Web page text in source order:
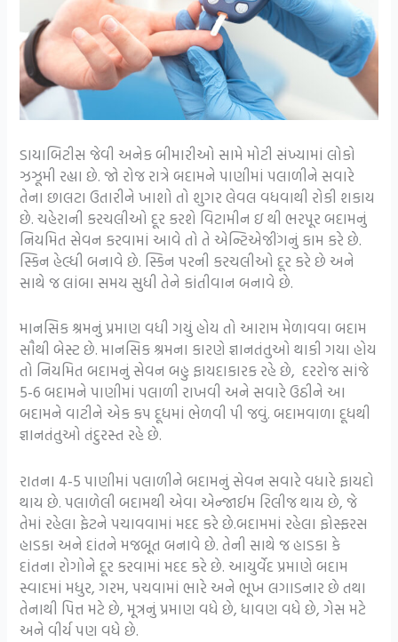
ડાયાબિટીસ જેવી અનેક બીમારીઓ સામે મોટી સંખ્યામાં લોકો
ઝઝૂમી રહ્યા છે. જો રોજ રાત્રે બદામને પાણીમાં પલાળીને સવારે
તેના છાલટા ઉતારીને ખાશો તો શુગર લેવલ વધવાથી રોકી શકાય
છે. ચહેરાની કરચલીઓ દૂર કરશે વિટામીન ઇ થી ભરપૂર બદામનું
નિયમિત સેવન કરવામાં આવે તો તે એન્ટિએજીંગનું કામ કરે છે.
સ્કિન હેલ્ધી બનાવે છે. સ્કિન પરની કરચલીઓ દૂર કરે છે અને
સાથે જ લાંબા સમય સુધી તેને કાંતીવાન બનાવે છે.
માનસિક શ્રમનું પ્રમાણ વધી ગયું હોય તો આરામ મેળાવવા બદામ
સૌથી બેસ્ટ છે. માનસિક શ્રમના કારણે જ્ઞાનતંતુઓ થાકી ગયા હોય
તો નિયમિત બદામનું સેવન બહુ ફાયદાકારક રહે છે, દરરોજ સાંજે
5-6 બદામને પાણીમાં પલાળી રાખવી અને સવારે ઉઠીને આ
બદામને વાટીને એક કપ દૂધમાં ભેળવી પી જવું. બદામવાળા દૂધથી
જ્ઞાનતંતુઓ તંદુરસ્ત રહે છે.
રાતના 4-5 પાણીમાં પલાળીને બદામનું સેવન સવારે વધારે ફાયદો
થાય છે. પલાળેલી બદામથી એવા એન્જાઈમ રિલીજ થાય છે, જે
તેમાં રહેલા ફેટને પચાવવામાં મદદ કરે છે.બદામમાં રહેલા ફોસ્ફરસ
હાડકા અને દાંતને મજબૂત બનાવે છે. તેની સાથે જ હાડકા કે
દાંતના રોગોને દૂર કરવામાં મદદ કરે છે. આયુર્વેદ પ્રમાણે બદામ
સ્વાદમાં મધુર, ગરમ, પચવામાં ભારે અને ભૂખ લગાડનાર છે તથા
તેનાથી પિત્ત મટે છે, મૂત્રનું પ્રમાણ વધે છે, ધાવણ વધે છે, ગેસ મટે
અને વીર્ય પણ વધે છે.